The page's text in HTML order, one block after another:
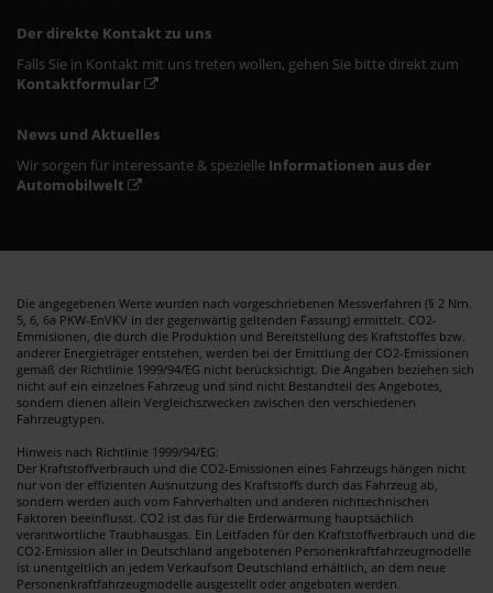
Der direkte Kontakt zu uns
Falls Sie in Kontakt mit uns treten wollen, gehen Sie bitte direkt zum
Kontaktformular
News und Aktuelles
Wir sorgen für interessante & spezielle Informationen aus der
Automobilwelt
Die angegebenen Werte wurden nach vorgeschriebenen Messverfahren (§ 2 Nrn.
5, 6, 6a PKW-EnVKV in der gegenwärtig geltenden Fassung) ermittelt. CO2-
Emmisionen, die durch die Produktion und Bereitstellung des Kraftstoffes bzw.
anderer Energieträger entstehen, werden bei der Emittlung der CO2-Emissionen
gemäß der Richtlinie 1999/94/EG nicht berücksichtigt. Die Angaben beziehen sich
nicht auf ein einzelnes Fahrzeug und sind nicht Bestandteil des Angebotes,
sondern dienen allein Vergleichszwecken zwischen den verschiedenen
Fahrzeugtypen.
Hinweis nach Richtlinie 1999/94/EG:
Der Kraftstoffverbrauch und die CO2-Emissionen eines Fahrzeugs hängen nicht
nur von der effizienten Ausnutzung des Kraftstoffs durch das Fahrzeug ab,
sondern werden auch vom Fahrverhalten und anderen nichttechnischen
Faktoren beeinflusst. CO2 ist das für die Erderwärmung hauptsächlich
verantwortliche Traubhausgas. Ein Leitfaden für den Kraftstoffverbrauch und die
CO2-Emission aller in Deutschland angebotenen Personenkraftfahrzeugmodelle
ist unentgeltlich an jedem Verkaufsort Deutschland erhältlich, an dem neue
Personenkraftfahrzeugmodelle ausgestellt oder angeboten werden.